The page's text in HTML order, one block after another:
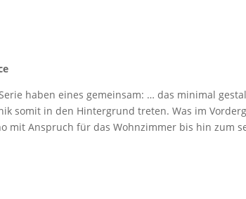
haben eines gemeinsam: … das minimal
somit in den Hintergrund treten. Was im
mit Anspruch für das Wohnzimmer bis hin zum